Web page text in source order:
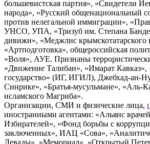
большевистская партия», «Свидетели
народа», «Русский общенациональный
против нелегальной иммиграции»,
УНСО, УПА, «Тризуб им. Степана
дивижн», «Меджлис крымскотатарского
«Артподготовка», общероссийская
«Воля», АУЕ. Признаны
«Движение Талибан», «Имарат Кавказ»,
государство» (ИГ, ИГИЛ), Джебхад-ан-
Синрике», «Братья-мусульмане», «Аль-
исламского Магриба».
Организации, СМИ и физические лица,
иностранными агентами: «Альянс
Избирателей», «Фонд борьбы с
заключенных», ИАЦ «Сова»,